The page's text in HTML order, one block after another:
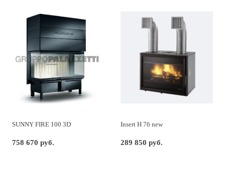
SUNNY FIRE 100 3D
758 670 руб.
Insert H 76 new
289 850 руб.